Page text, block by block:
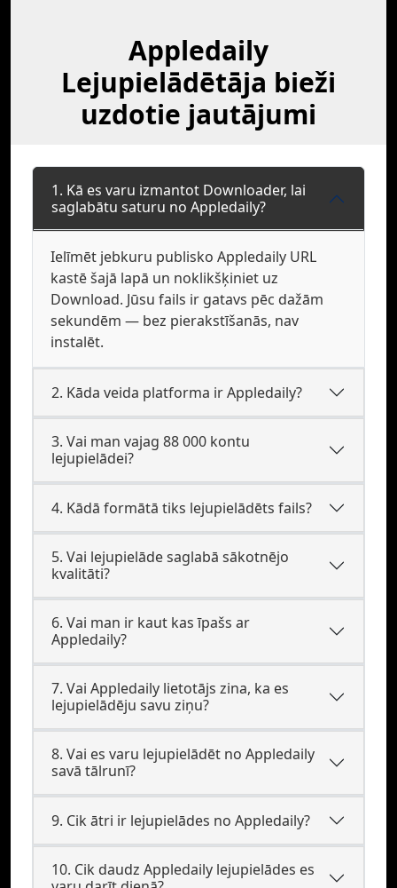
Appledaily
Lejupielādētāja bieži
uzdotie jautājumi
1. Kā es varu izmantot Downloader, lai
saglabātu saturu no Appledaily?
Ielīmēt jebkuru publisko Appledaily URL
kastē šajā lapā un noklikšķiniet uz
Download. Jūsu fails ir gatavs pēc dažām
sekundēm — bez pierakstīšanās, nav
instalēt.
2. Kāda veida platforma ir Appledaily?
3. Vai man vajag 88 000 kontu
lejupielādei?
4. Kādā formātā tiks lejupielādēts fails?
5. Vai lejupielāde saglabā sākotnējo
kvalitāti?
6. Vai man ir kaut kas īpašs ar
Appledaily?
7. Vai Appledaily lietotājs zina, ka es
lejupielādēju savu ziņu?
8. Vai es varu lejupielādēt no Appledaily
savā tālrunī?
9. Cik ātri ir lejupielādes no Appledaily?
10. Cik daudz Appledaily lejupielādes es